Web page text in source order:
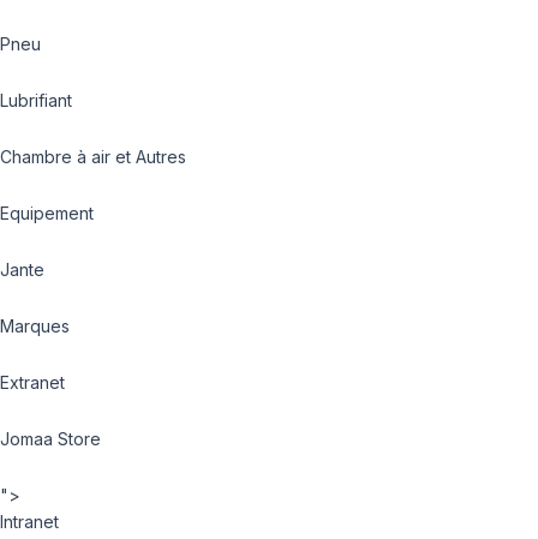
Pneu
Lubrifiant
Chambre à air et Autres
Equipement
Jante
Marques
Extranet
Jomaa Store
">
Intranet